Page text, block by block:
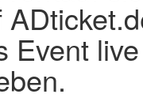
Event live